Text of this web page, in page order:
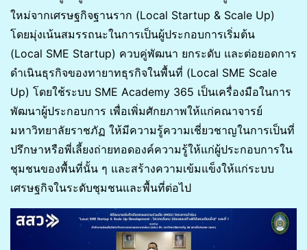
ใหม่จากเศรษฐกิจฐานราก (Local Startup & Scale Up)
โดยมุ่งเน้นสมรรถนะในการเป็นผู้ประกอบการเริ่มต้น
(Local SME Startup) ควบคู่พัฒนา ยกระดับ และต่อยอดการ
ดำเนินธุรกิจของทายาทธุรกิจในพื้นที่ (Local SME Scale
Up) โดยใช้ระบบ SME Academy 365 เป็นเครื่องมือในการ
พัฒนาผู้ประกอบการ เพื่อเพิ่มศักยภาพให้แก่คณาจารย์
มหาวิทยาลัยราชภัฏ ให้มีความรู้ความเชี่ยวชาญในการเป็นที่
ปรึกษาหรือพี่เลี้ยงถ่ายทอดองค์ความรู้ให้แก่ผู้ประกอบการใน
ชุมชนของพื้นที่นั้น ๆ และสร้างความเข้มแข็งให้แก่ระบบ
เศรษฐกิจในระดับชุมชนและพื้นที่ต่อไป